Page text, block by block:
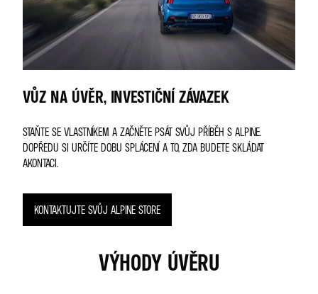
VŮZ NA ÚVĚR, INVESTIČNÍ ZÁVAZEK
STAŇTE SE VLASTNÍKEM A ZAČNĚTE PSÁT SVŮJ PŘÍBĚH S ALPINE.
DOPŘEDU SI URČÍTE DOBU SPLÁCENÍ A TO, ZDA BUDETE SKLÁDAT
AKONTACI.
KONTAKTUJTE SVŮJ ALPINE STORE
VÝHODY ÚVĚRU